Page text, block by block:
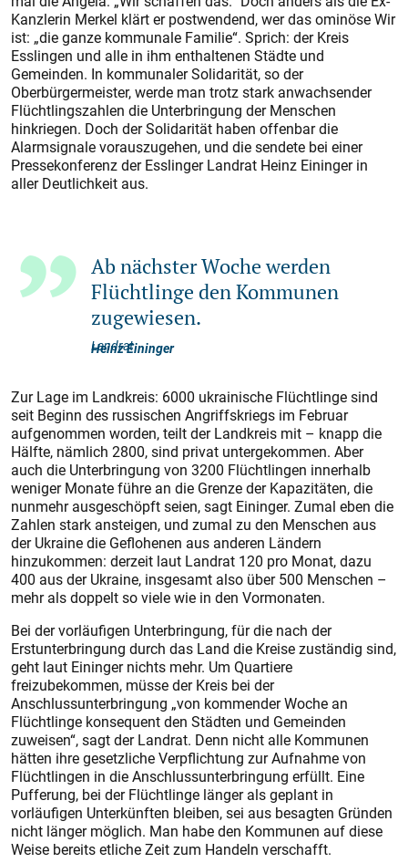
Kanzlerin Merkel klärt er postwendend, wer das ominöse Wir
ist: „die ganze kommunale Familie“. Sprich: der Kreis
Esslingen und alle in ihm enthaltenen Städte und
Gemeinden. In kommunaler Solidarität, so der
Oberbürgermeister, werde man trotz stark anwachsender
Flüchtlingszahlen die Unterbringung der Menschen
hinkriegen. Doch der Solidarität haben offenbar die
Alarmsignale vorauszugehen, und die sendete bei einer
Pressekonferenz der Esslinger Landrat Heinz Eininger in
aller Deutlichkeit aus.
Ab nächster Woche werden
Flüchtlinge den Kommunen
zugewiesen.
Heinz Eininger
Landrat
Zur Lage im Landkreis: 6000 ukrainische Flüchtlinge sind
seit Beginn des russischen Angriffskriegs im Februar
aufgenommen worden, teilt der Landkreis mit – knapp die
Hälfte, nämlich 2800, sind privat untergekommen. Aber
auch die Unterbringung von 3200 Flüchtlingen innerhalb
weniger Monate führe an die Grenze der Kapazitäten, die
nunmehr ausgeschöpft seien, sagt Eininger. Zumal eben die
Zahlen stark ansteigen, und zumal zu den Menschen aus
der Ukraine die Geflohenen aus anderen Ländern
hinzukommen: derzeit laut Landrat 120 pro Monat, dazu
400 aus der Ukraine, insgesamt also über 500 Menschen –
mehr als doppelt so viele wie in den Vormonaten.
Bei der vorläufigen Unterbringung, für die nach der
Erstunterbringung durch das Land die Kreise zuständig sind,
geht laut Eininger nichts mehr. Um Quartiere
freizubekommen, müsse der Kreis bei der
Anschlussunterbringung „von kommender Woche an
Flüchtlinge konsequent den Städten und Gemeinden
zuweisen“, sagt der Landrat. Denn nicht alle Kommunen
hätten ihre gesetzliche Verpflichtung zur Aufnahme von
Flüchtlingen in die Anschluss­unterbringung erfüllt. Eine
Pufferung, bei der Flüchtlinge länger als geplant in
vorläufigen Unterkünften bleiben, sei aus besagten Gründen
nicht länger möglich. Man habe den Kommunen auf diese
Weise bereits etliche Zeit zum Handeln verschafft.